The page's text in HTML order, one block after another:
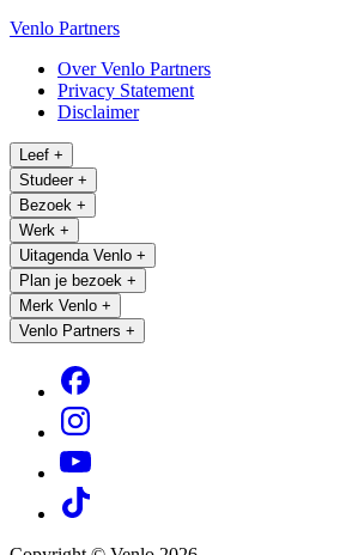
Venlo Partners
Over Venlo Partners
Privacy Statement
Disclaimer
Leef +
Studeer +
Bezoek +
Werk +
Uitagenda Venlo +
Plan je bezoek +
Merk Venlo +
Venlo Partners +